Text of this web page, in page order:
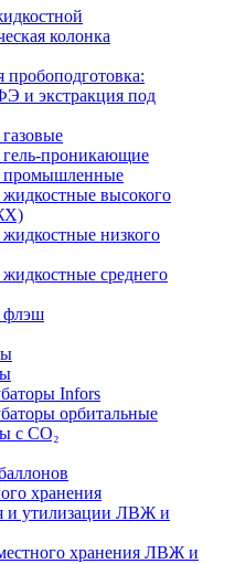
колонка
пробоподготовка:
и экстракция под
проникающие
промышленные
высокого
низкого
среднего
флэш
Infors
орбитальные
с CО₂
хранения
и утилизации ЛВЖ и
хранения ЛВЖ и